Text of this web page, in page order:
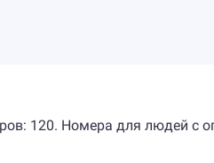
120. Номера для людей с